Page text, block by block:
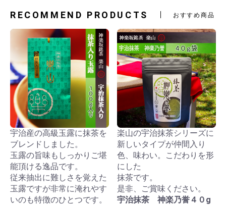
RECOMMEND PRODUCTS おすすめ商品
宇治産の高級玉露に抹茶を
ブレンドしました。
玉露の旨味もしっかりご堪
能頂ける逸品です。
従来抽出に難しさを覚えた
玉露ですが非常に淹れやす
いのも特徴のひとつです。
楽山の宇治抹茶シリーズに
新しいタイプが仲間入り
色、味わい。こだわりを形
にした
抹茶です。
是非、ご賞味ください。
宇治抹茶 神楽乃誉４０g